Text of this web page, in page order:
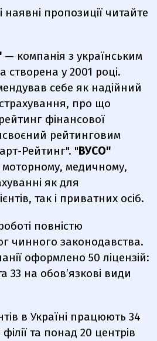
наявні пропозиції читайте
— компанія з українським
створена у 2001 році.
себе як надійний
про що
фінансової
рейтинговим
Рейтинг". "ВУСО"
моторному, медичному,
як для
так і приватних осіб.
повністю
чинного законодавства.
оформлено 50 ліцензій:
33 на обов’язкові види
в Україні працюють 34
та понад 20 центрів